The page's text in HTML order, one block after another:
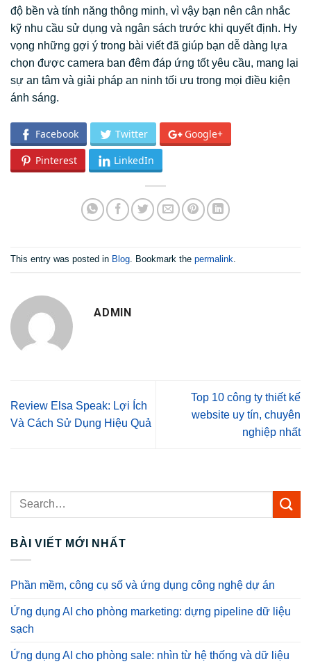
độ bền và tính năng thông minh, vì vậy bạn nên cân nhắc
kỹ nhu cầu sử dụng và ngân sách trước khi quyết định. Hy
vọng những gợi ý trong bài viết đã giúp bạn dễ dàng lựa
chọn được camera ban đêm đáp ứng tốt yêu cầu, mang lại
sự an tâm và giải pháp an ninh tối ưu trong mọi điều kiện
ánh sáng.
Facebook Twitter Google+
Pinterest LinkedIn
This entry was posted in Blog . Bookmark the permalink
ADMIN
Review Elsa Speak: Lợi Ích
Và Cách Sử Dụng Hiệu Quả
Top 10 công ty thiết kế
website uy tín, chuyên
nghiệp nhất
BÀI VIẾT MỚI NHẤT
Phần mềm, công cụ số và ứng dụng công nghệ dự án
Ứng dụng AI cho phòng marketing: dựng pipeline dữ liệu
sạch
Ứng dụng AI cho phòng sale: nhìn từ hệ thống và dữ liệu